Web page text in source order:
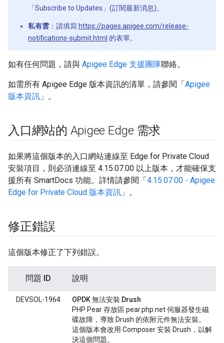
「Subscribe to Updates」(訂閱最新消息)。
私有雲 ：請填寫 https://pages.apigee.com/release-
notifications-submit.html 的表單。
如有任何問題，請與 Apigee Edge 支援團隊聯絡。
如需所有 Apigee Edge 版本資訊的清單，請參閱「Apigee
版本資訊 」。
入口網站的 Apigee Edge 需求
如果將這個版本的入口網站連線至 Edge for Private Cloud
安裝項目，則必須連線至 4.15.07.00 以上版本，才能確保支
援所有 SmartDocs 功能。詳情請參閱「4.15.07.00 - Apigee
Edge for Private Cloud 版本資訊 」。
修正錯誤
這個版本修正了下列錯誤。
問題 ID 說明
DEVSOL-1964
OPDK 無法安裝 Drush
PHP Pear 存放區 pear.php.net 伺服器發生磁
碟故障，導致 Drush 的依附元件無法安裝。
這個版本會改用 Composer 安裝 Drush，以解
決這個問題。